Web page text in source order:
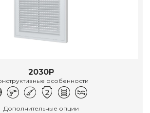
2030Р
особенности
Дополнительные опции